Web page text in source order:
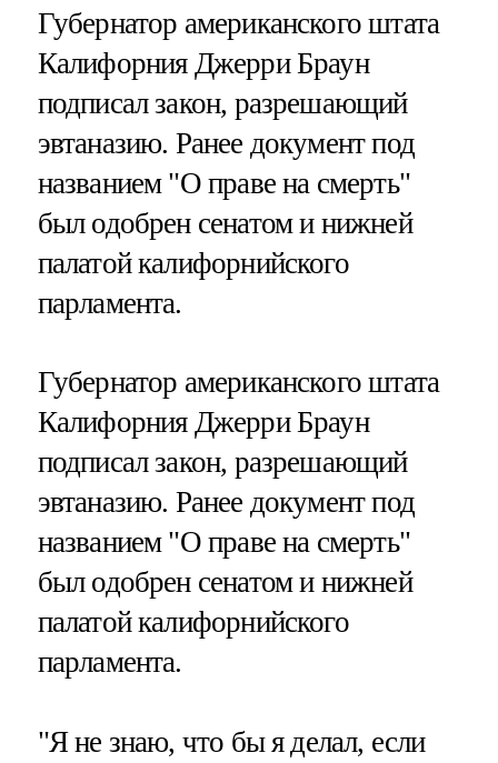
Губернатор американского штата
Калифорния Джерри Браун
подписал закон, разрешающий
эвтаназию. Ранее документ под
названием "О праве на смерть"
был одобрен сенатом и нижней
палатой калифорнийского
парламента.
Губернатор американского штата
Калифорния Джерри Браун
подписал закон, разрешающий
эвтаназию. Ранее документ под
названием "О праве на смерть"
был одобрен сенатом и нижней
палатой калифорнийского
парламента.
"Я не знаю, что бы я делал, если